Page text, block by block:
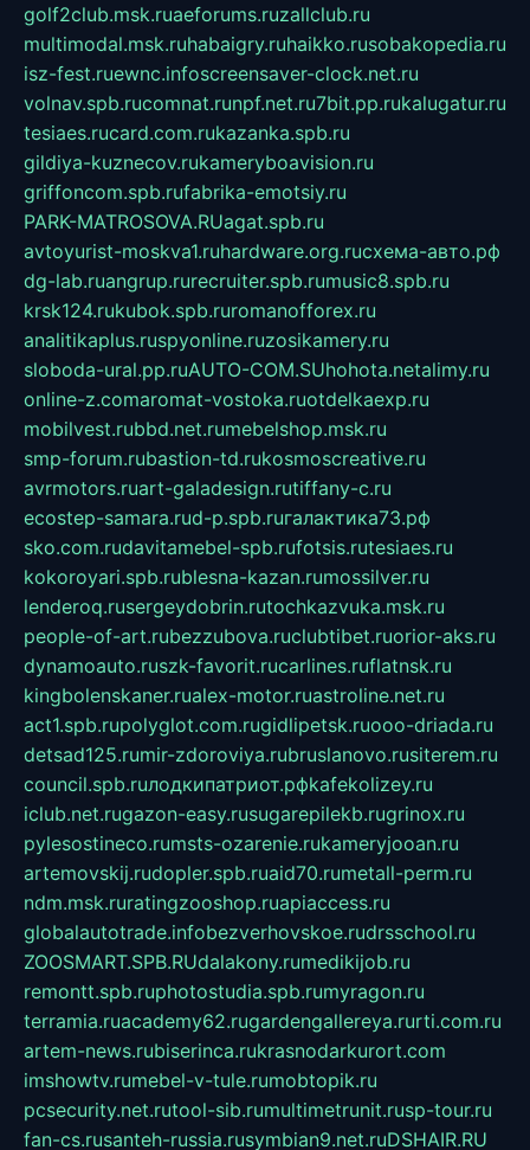
golf2club.msk.ruaeforums.ruzallclub.ru
multimodal.msk.ruhabaigry.ruhaikko.rusobakopedia.ru
isz-fest.ruewnc.infoscreensaver-clock.net.ru
volnav.spb.rucomnat.runpf.net.ru7bit.pp.rukalugatur.ru
tesiaes.rucard.com.rukazanka.spb.ru
gildiya-kuznecov.rukameryboavision.ru
griffoncom.spb.rufabrika-emotsiy.ru
PARK-MATROSOVA.RUagat.spb.ru
avtoyurist-moskva1.ruhardware.org.ruсхема-авто.рф
dg-lab.ruangrup.rurecruiter.spb.rumusic8.spb.ru
krsk124.rukubok.spb.ruromanofforex.ru
analitikaplus.ruspyonline.ruzosikamery.ru
sloboda-ural.pp.ruAUTO-COM.SUhohota.netalimy.ru
online-z.comaromat-vostoka.ruotdelkaexp.ru
mobilvest.rubbd.net.rumebelshop.msk.ru
smp-forum.rubastion-td.rukosmoscreative.ru
avrmotors.ruart-galadesign.rutiffany-c.ru
ecostep-samara.rud-p.spb.ruгалактика73.рф
sko.com.rudavitamebel-spb.rufotsis.rutesiaes.ru
kokoroyari.spb.rublesna-kazan.rumossilver.ru
lenderoq.rusergeydobrin.rutochkazvuka.msk.ru
people-of-art.rubezzubova.ruclubtibet.ruorior-aks.ru
dynamoauto.ruszk-favorit.rucarlines.ruflatnsk.ru
kingbolenskaner.rualex-motor.ruastroline.net.ru
act1.spb.rupolyglot.com.rugidlipetsk.ruooo-driada.ru
detsad125.rumir-zdoroviya.rubruslanovo.rusiterem.ru
council.spb.ruлодкипатриот.рфkafekolizey.ru
iclub.net.rugazon-easy.rusugarepilekb.rugrinox.ru
pylesostineco.rumsts-ozarenie.rukameryjooan.ru
artemovskij.rudopler.spb.ruaid70.rumetall-perm.ru
ndm.msk.ruratingzooshop.ruapiaccess.ru
globalautotrade.infobezverhovskoe.rudrsschool.ru
ZOOSMART.SPB.RUdalakony.rumedikijob.ru
remontt.spb.ruphotostudia.spb.rumyragon.ru
terramia.ruacademy62.rugardengallereya.rurti.com.ru
artem-news.rubiserinca.rukrasnodarkurort.com
imshowtv.rumebel-v-tule.rumobtopik.ru
pcsecurity.net.rutool-sib.rumultimetrunit.rusp-tour.ru
fan-cs.rusanteh-russia.rusymbian9.net.ruDSHAIR.RU